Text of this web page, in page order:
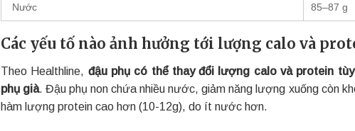
Nước 85–87 g
Các yếu tố nào ảnh hưởng tới lượng calo và
Theo Healthline, đậu phụ có thể thay đổi lượng calo và protein
phụ già. Đậu phụ non chứa nhiều nước, giảm năng lượng xuống còn
hàm lượng protein cao hơn (10-12g), do ít nước hơn.